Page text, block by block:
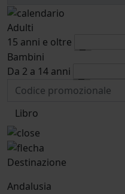
Adulti
15 anni e oltre
Bambini
Da 2 a 14 anni
Libro
Destinazione
Andalusia